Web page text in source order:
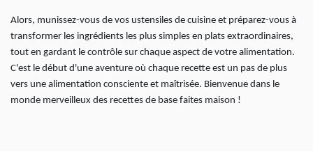
Alors, munissez-vous de vos ustensiles de cuisine et préparez-vous à
transformer les ingrédients les plus simples en plats extraordinaires,
tout en gardant le contrôle sur chaque aspect de votre alimentation.
C'est le début d'une aventure où chaque recette est un pas de plus
vers une alimentation consciente et maîtrisée. Bienvenue dans le
monde merveilleux des recettes de base faites maison !